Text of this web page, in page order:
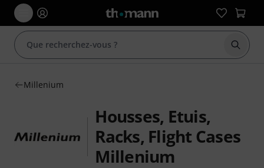
Millenium
Housses, Etuis,
Racks, Flight Cases
Millenium